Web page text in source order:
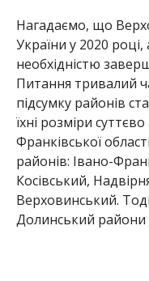
Нагадаємо, що
України у 2020
необхідністю
Питання тривалий
підсумку районів
їхні розміри
Франківської
районів: Івано-
Косівський,
Верховинський.
Долинський райони